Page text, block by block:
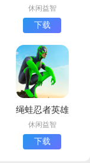
最新版下载
休闲益智
下载
绳蛙忍者英雄
安卓版下载
(Rope Frog
Ninja Hero
休闲益智
下载